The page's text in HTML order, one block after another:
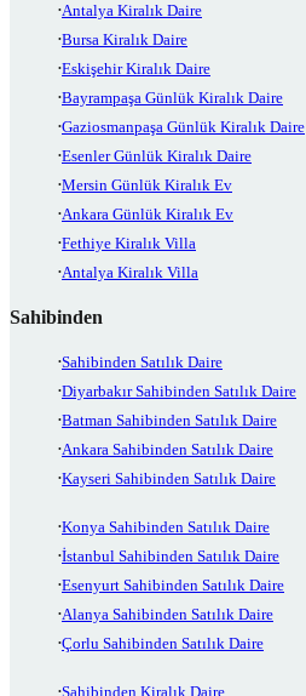
Antalya Kiralık Daire
Bursa Kiralık Daire
Eskişehir Kiralık Daire
Bayrampaşa Günlük Kiralık Daire
Gaziosmanpaşa Günlük Kiralık Daire
Esenler Günlük Kiralık Daire
Mersin Günlük Kiralık Ev
Ankara Günlük Kiralık Ev
Fethiye Kiralık Villa
Antalya Kiralık Villa
Sahibinden
Sahibinden Satılık Daire
Diyarbakır Sahibinden Satılık Daire
Batman Sahibinden Satılık Daire
Ankara Sahibinden Satılık Daire
Kayseri Sahibinden Satılık Daire
Konya Sahibinden Satılık Daire
İstanbul Sahibinden Satılık Daire
Esenyurt Sahibinden Satılık Daire
Alanya Sahibinden Satılık Daire
Çorlu Sahibinden Satılık Daire
Sahibinden Kiralık Daire